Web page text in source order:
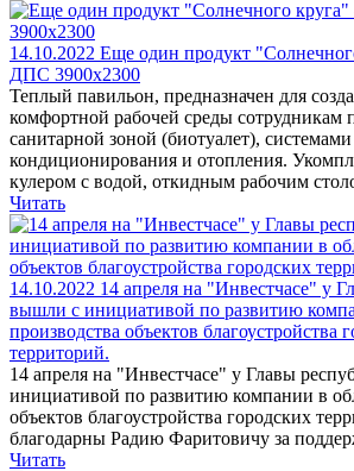
14.10.2022 Еще один продукт
ДПС 3900х2300
Теплый павильон, предназначен для
комфортной рабочей среды
санитарной зоной (биотуалет), системами
кондиционирования и отопления.
кулером с водой, откидным рабочим
Читать
14.10.2022 14 апреля на "Инвестчасе" у
вышли с инициативой по развитию
производства объектов благоустройства
территорий.
14 апреля на "Инвестчасе" у Главы
инициативой по развитию компании в
объектов благоустройства городских
благодарны Радию Фаритовичу за
Читать